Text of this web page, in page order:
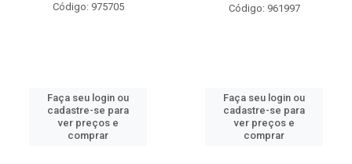
Código: 961997
Faça seu login ou
cadastre-se para
ver preços e
comprar
Código: 90408
Faça seu login ou
cadastre-se para
ver preços e
comprar